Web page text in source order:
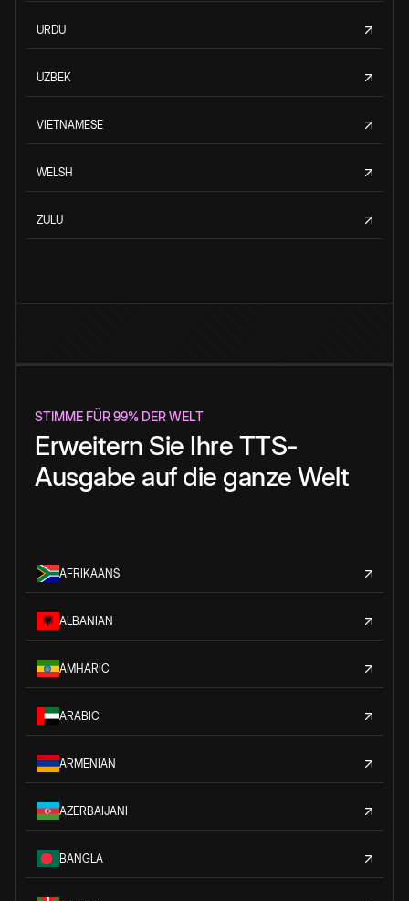
URDU
UZBEK
VIETNAMESE
WELSH
ZULU
STIMME FÜR 99% DER WELT
Erweitern Sie Ihre TTS-
Ausgabe auf die ganze Welt
AFRIKAANS
ALBANIAN
AMHARIC
ARABIC
ARMENIAN
AZERBAIJANI
BANGLA